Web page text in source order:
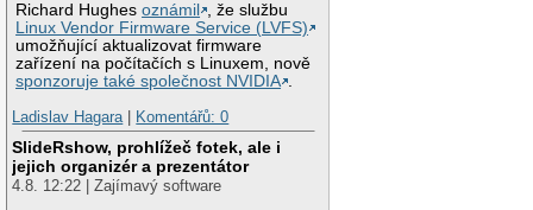
Richard Hughesoznámil
, že službu
Linux Vendor Firmware Service (LVFS)
umožňující aktualizovat firmware
zařízení na počítačích s Linuxem, nově
sponzoruje také společnost NVIDIA .
Ladislav Hagara | Komentářů: 0
SlideRshow, prohlížeč fotek, ale i
jejich organizér a prezentátor
4.8. 12:22 | Zajímavý software